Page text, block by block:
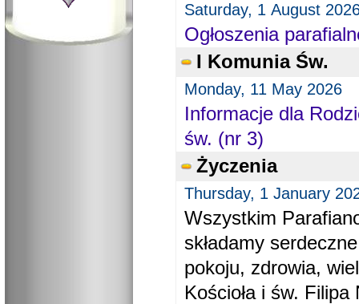
Saturday, 1 August
Ogłoszenia
I Komunia Św.
Monday, 11 May 2026
Informacje dla
św. (nr 3)
Życzenia
Thursday, 1 January
Wszystkim
składamy
pokoju, zdrowia,
Kościoła i św. Filipa